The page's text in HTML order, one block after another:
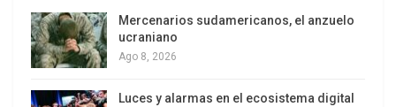
Mercenarios sudamericanos, el anzuelo
ucraniano
Ago 8, 2026
Luces y alarmas en el ecosistema digital